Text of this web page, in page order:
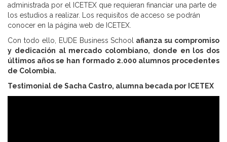
administrada por el ICETEX que requieran financiar una parte de
los estudios a realizar. Los requisitos de acceso se podrán
conocer en la página web de ICETEX.
Con todo ello, EUDE Business School
afianza su compromiso
y dedicación al mercado colombiano, donde en los dos
últimos años se han formado 2.000 alumnos procedentes
de Colombia.
Testimonial de Sacha Castro, alumna becada por ICETEX